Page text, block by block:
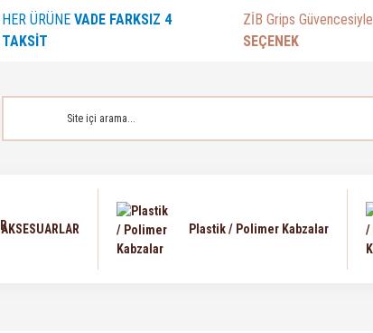
HER ÜRÜNE VADE FARKSIZ 4
TAKSİT
ZİB Grips Güvencesiyle
SEÇENEK
AKSESUARLAR Plastik / Polimer Kabzalar